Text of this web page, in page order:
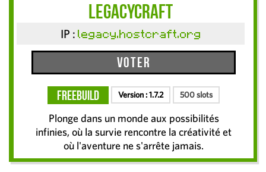
LegacyCraft
IP : legacy.hostcraft.org
Voter
FreeBuild Version :1.7.2 500 slots
Plonge dans un monde aux possibilités
infinies, où la survie rencontre la créativité et
où l'aventure ne s'arrête jamais.